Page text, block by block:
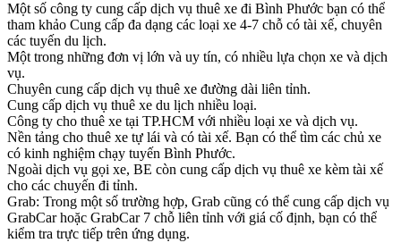
Một số công ty cung cấp dịch vụ thuê xe đi Bình Phước bạn có thể
tham khảo Cung cấp đa dạng các loại xe 4-7 chỗ có tài xế, chuyên
các tuyến du lịch.
Một trong những đơn vị lớn và uy tín, có nhiều lựa chọn xe và dịch
vụ.
Chuyên cung cấp dịch vụ thuê xe đường dài liên tỉnh.
Cung cấp dịch vụ thuê xe du lịch nhiều loại.
Công ty cho thuê xe tại TP.HCM với nhiều loại xe và dịch vụ.
Nền tảng cho thuê xe tự lái và có tài xế. Bạn có thể tìm các chủ xe
có kinh nghiệm chạy tuyến Bình Phước.
Ngoài dịch vụ gọi xe, BE còn cung cấp dịch vụ thuê xe kèm tài xế
cho các chuyến đi tỉnh.
Grab: Trong một số trường hợp, Grab cũng có thể cung cấp dịch vụ
GrabCar hoặc GrabCar 7 chỗ liên tỉnh với giá cố định, bạn có thể
kiểm tra trực tiếp trên ứng dụng.